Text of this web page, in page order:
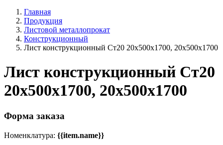
Главная
Продукция
Листовой металлопрокат
Конструкционный
Лист конструкционный Ст20 20х500х1700, 20х500х1700
Лист конструкционный Ст20
20х500х1700, 20х500х1700
Форма заказа
Номенклатура: {{item.name}}